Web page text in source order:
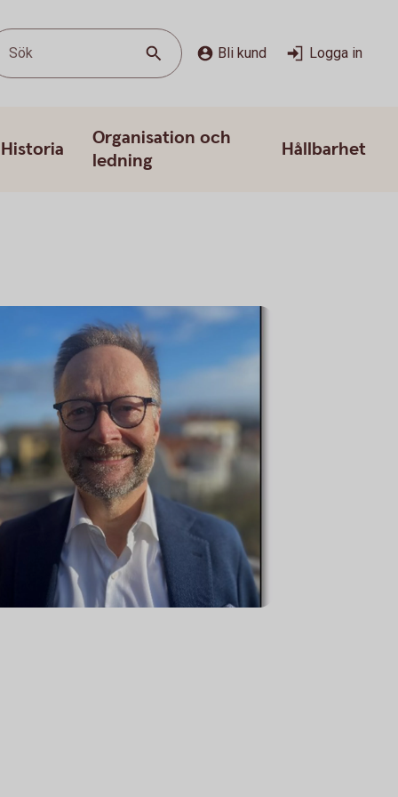
Sök Bli kund Logga in
Historia
Organisation och
ledning
Hållbarhet